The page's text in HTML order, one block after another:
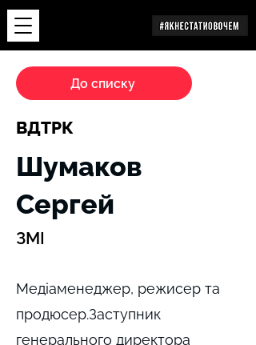
До списку
ВДТРК
ЗМІ
Шумаков
Сергей
Медіаменеджер, режисер та
продюсер.Заступник
генерального директора